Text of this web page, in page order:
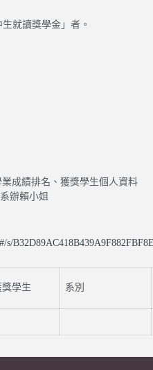
就讀獎學金」者。
成績排名、獲獎學生個人資料
辦賴小姐
s/
學生 系別